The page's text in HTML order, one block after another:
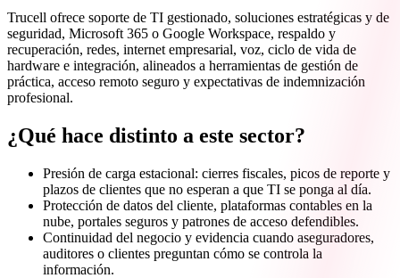
Trucell ofrece soporte de TI gestionado, soluciones estratégicas y de
seguridad, Microsoft 365 o Google Workspace, respaldo y
recuperación, redes, internet empresarial, voz, ciclo de vida de
hardware e integración, alineados a herramientas de gestión de
práctica, acceso remoto seguro y expectativas de indemnización
profesional.
¿Qué hace distinto a este sector?
Presión de carga estacional: cierres fiscales, picos de reporte y
plazos de clientes que no esperan a que TI se ponga al día.
Protección de datos del cliente, plataformas contables en la
nube, portales seguros y patrones de acceso defendibles.
Continuidad del negocio y evidencia cuando aseguradores,
auditores o clientes preguntan cómo se controla la
información.